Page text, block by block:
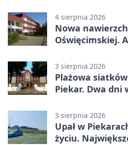
4 sierpnia 2026
Nowa
Oświęcimskiej.
3 sierpnia 2026
Plażowa
Piekar. Dwa dni
3 sierpnia 2026
Upał w
życiu.